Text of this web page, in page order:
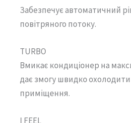
Забезпечує автоматичний
повітряного потоку.
TURBO
Вмикає кондиціонер на
дає змогу швидко охолодити
приміщення.
I FEEL